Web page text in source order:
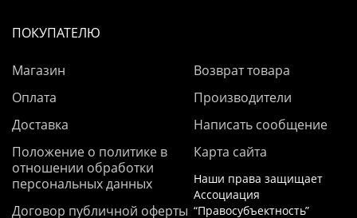
ПОКУПАТЕЛЮ
Магазин
Оплата
Доставка
Положение о политике в
отношении обработки
персональных данных
Договор публичной оферты
Возврат товара
Производители
Написать сообщение
Карта сайта
Наши права защищает
Ассоциация
“Правосубъектность”